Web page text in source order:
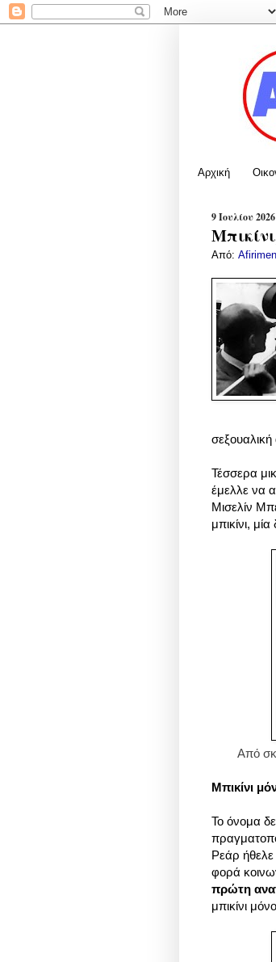
Αρχική
9 Ιουλίου 2026
Από:
Τέσσερα
έμελλε να
Μισελίν
μπικίνι,
Από
Mπικίνι
Το όνομα
Ρεάρ ήθελε
φορά
πρώτη
μπικίνι